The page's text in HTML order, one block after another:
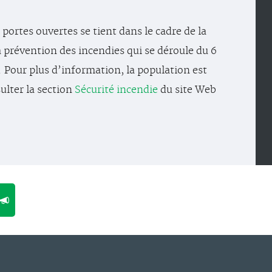
ouvertes se tient dans le cadre de la
prévention des incendies qui se déroule du 6
Pour plus d’information, la population est
la section Sécurité incendie du site Web